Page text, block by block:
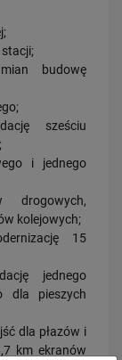
budowę
sześciu
i jednego
drogowych,
kolejowych;
15
jednego
dla pieszych
dla płazów i
km ekranów
- jest